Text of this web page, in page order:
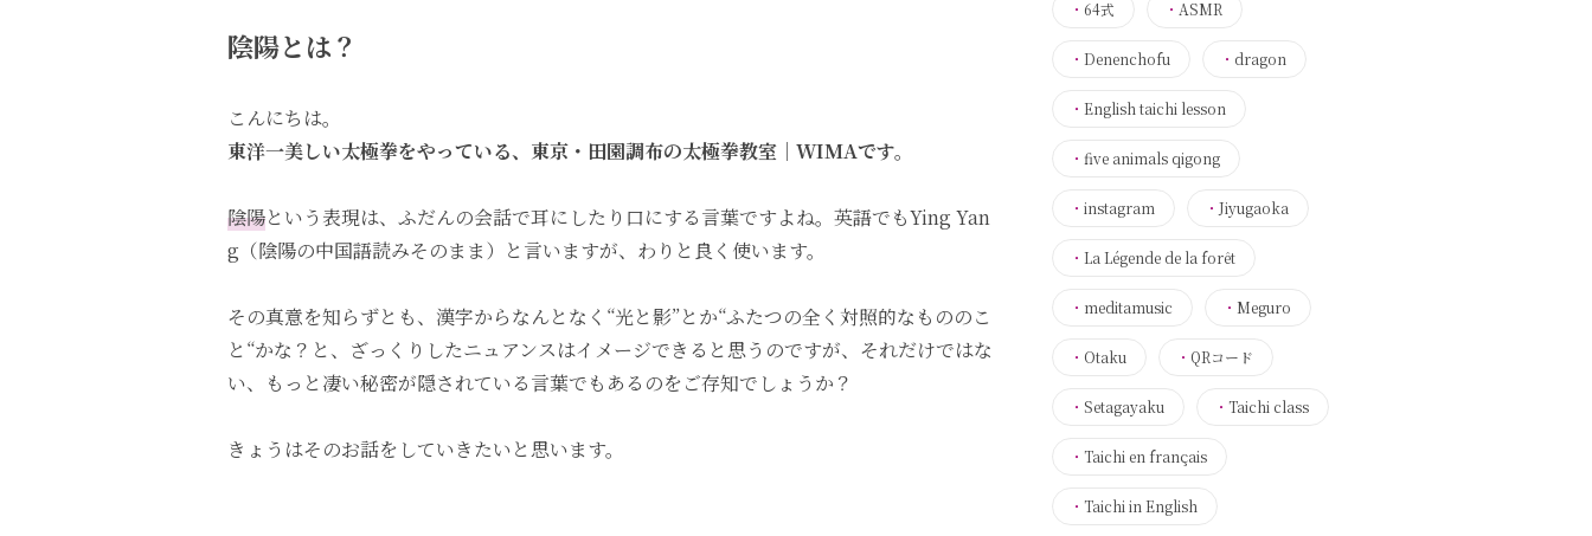
陰陽とは？
こんにちは。
東洋一美しい太極拳をやっている、東京・田園調布の太極拳教室｜WIMAです。
陰陽という表現は、ふだんの会話で耳にしたり口にする言葉ですよね。英語でもYing Yan
g（陰陽の中国語読みそのまま）と言いますが、わりと良く使います。
その真意を知らずとも、漢字からなんとなく“光と影”とか“ふたつの全く対照的なもののこ
と“かな？と、ざっくりしたニュアンスはイメージできると思うのですが、それだけではな
い、もっと凄い秘密が隠されている言葉でもあるのをご存知でしょうか？
きょうはそのお話をしていきたいと思います。
・ 64式 ・ ASMR
・ Denenchofu ・ dragon
・ English taichi lesson
・ five animals qigong
・ instagram ・ Jiyugaoka
・ La Légende de la forêt
・ meditamusic ・ Meguro
・ Otaku ・ QRコード
・ Setagayaku ・ Taichi class
・ Taichi en français
・ Taichi in English